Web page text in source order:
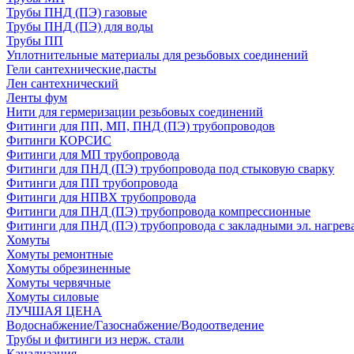
Трубы ПНД (ПЭ) газовые
Трубы ПНД (ПЭ) для воды
Трубы ПП
Уплотнительные материалы для резьбовых соединений
Гели сантехнические,пасты
Лен сантехнический
Ленты фум
Нити для гермеризации резьбовых соединений
Фитинги для ПП, МП, ПНД (ПЭ) трубопроводов
Фитинги КОРСИС
Фитинги для МП трубопровода
Фитинги для ПНД (ПЭ) трубопровода под стыковую сварку
Фитинги для ПП трубопровода
Фитинги для НПВХ трубопровода
Фитинги для ПНД (ПЭ) трубопровода компрессионные
Фитинги для ПНД (ПЭ) трубопровода с закладными эл.
Хомуты
Хомуты ремонтные
Хомуты обрезиненные
Хомуты червячные
Хомуты силовые
ЛУЧШАЯ ЦЕНА
Водоснабжение/Газоснабжение/Водоотведение
Трубы и фитинги из нерж. стали